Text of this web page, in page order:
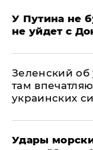
У Путина не
не уйдет с
Зеленский об
там
украинских
Удары